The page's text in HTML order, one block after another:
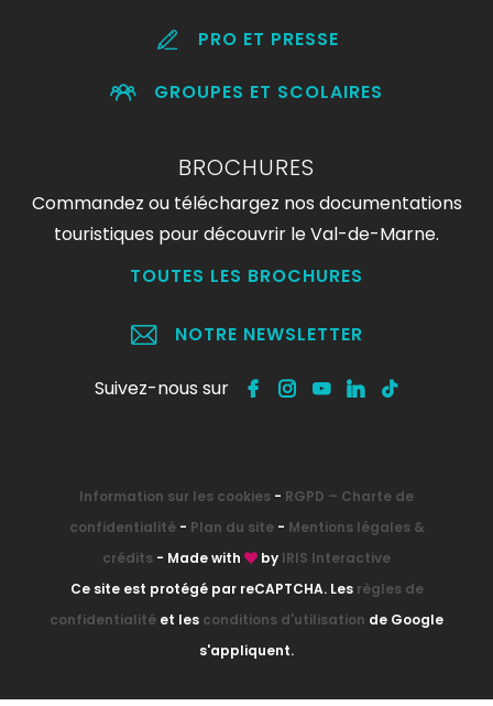
PRO ET PRESSE
GROUPES ET SCOLAIRES
BROCHURES
Commandez ou téléchargez nos documentations
touristiques pour découvrir le Val-de-Marne.
TOUTES LES BROCHURES
NOTRE NEWSLETTER
Suivez-nous sur
Information sur les cookies - RGPD – Charte de
confidentialité- Plan du site- Mentions légales &
crédits - Made with by IRIS Interactive
Ce site est protégé par reCAPTCHA. Les règles de
confidentialité et les conditions d'utilisation de Google
s'appliquent.